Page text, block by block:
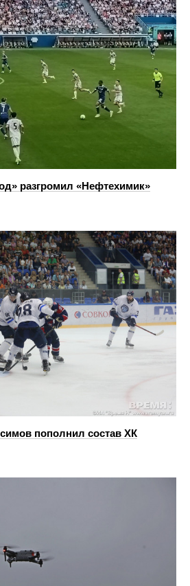
разгромил «Нефтехимик»
пополнил состав ХК